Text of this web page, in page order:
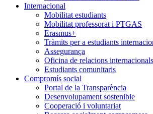
Internacional
Mobilitat estudiants
Mobilitat professorat i PTGAS
Erasmus+
Tràmits per a estudiants
Assegurança
Oficina de relacions
Estudiants comunitaris
Compromís social
Portal de la Transparència
Desenvolupament sostenible
Cooperació i voluntariat